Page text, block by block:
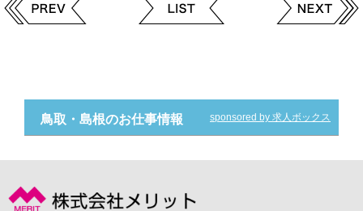
鳥取・島根のお仕事情報 sponsored by 求人ボックス